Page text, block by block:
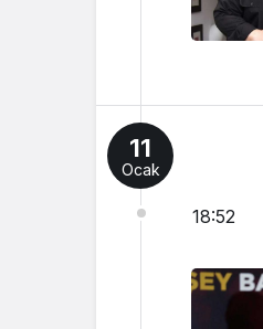
11
Ocak
18:52